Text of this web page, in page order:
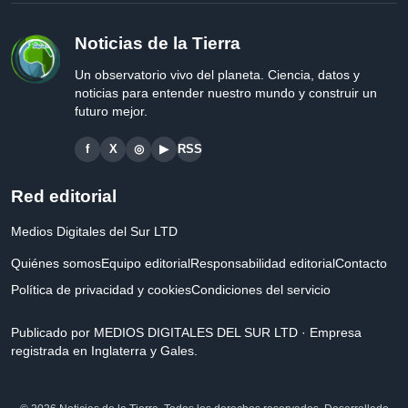
Noticias de la Tierra
Un observatorio vivo del planeta. Ciencia, datos y
noticias para entender nuestro mundo y construir un
futuro mejor.
f X ◎ ▶ RSS
Red editorial
Medios Digitales del Sur LTD
Quiénes somosEquipo editorialResponsabilidad editorialContacto
Política de privacidad y cookiesCondiciones del servicio
Publicado por MEDIOS DIGITALES DEL SUR LTD · Empresa
registrada en Inglaterra y Gales.